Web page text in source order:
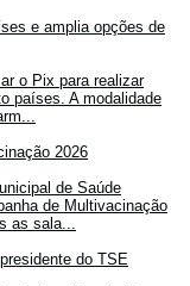
e amplia opções de
o Pix para realizar
países. A modalidade
2026
de Saúde
de Multivacinação
as sala...
do TSE